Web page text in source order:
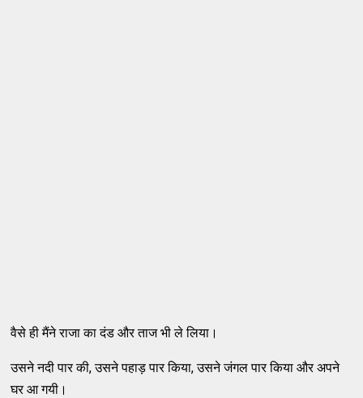
वैसे ही मैंने राजा का दंड और ताज भी ले लिया।
उसने नदी पार की, उसने पहाड़ पार किया, उसने जंगल पार किया और अपने
घर आ गयी।